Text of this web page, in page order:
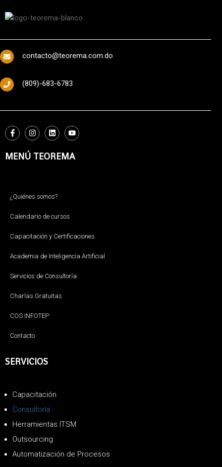
contacto@teorema.com.do
(809)-683-6783
MENÚ TEOREMA
¿Quiénes somos?
Calendario de cursos
Capacitación y Certificaciones
Academia de Inteligencia Artificial
Servicios de Consultoría
Charlas Gratuitas
COS INFOTEP
Contacto
SERVICIOS
Capacitación
Consultoría
Herramientas ITSM
Outsourcing
Automatización de Procesos